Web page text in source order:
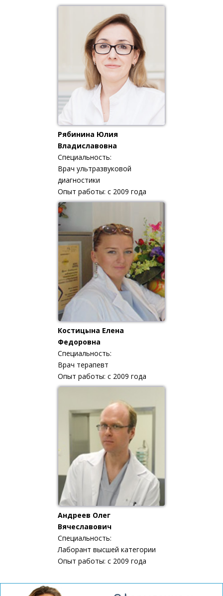
Рябинина Юлия
Владиславовна
Специальность:
Врач ультразвуковой
диагностики
Опыт работы: с 2009 года
Костицына Елена
Федоровна
Специальность:
Врач терапевт
Опыт работы: с 2009 года
Андреев Олег
Вячеславович
Специальность:
Лаборант высшей категории
Опыт работы: с 2009 года